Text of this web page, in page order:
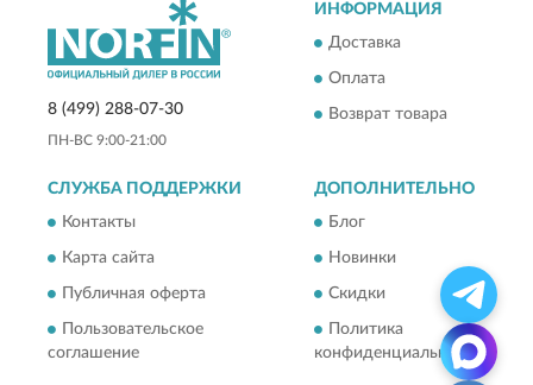
8 (499) 288-07-30
ПН-ВС 9:00-21:00
ИНФОРМАЦИЯ
Доставка
Оплата
Возврат товара
СЛУЖБА ПОДДЕРЖКИ
Контакты
Карта сайта
Публичная оферта
Пользовательское
соглашение
ДОПОЛНИТЕЛЬНО
Блог
Новинки
Скидки
Политика
конфиденциальности